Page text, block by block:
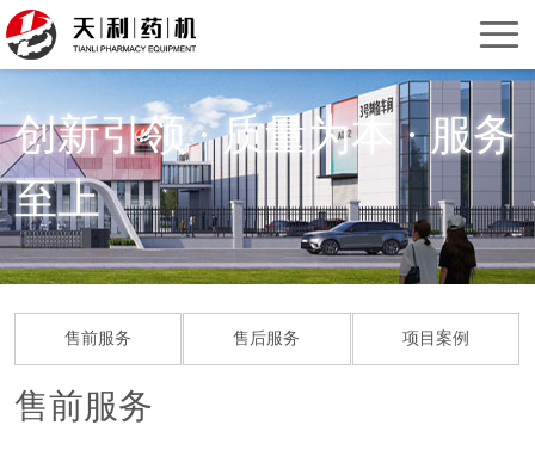
首
于
我
们
产
品
中
服
务
新
讯
我
创新引领 · 质量为本 · 服务
至上
售前服务
售前服务 售后服务 项目案例